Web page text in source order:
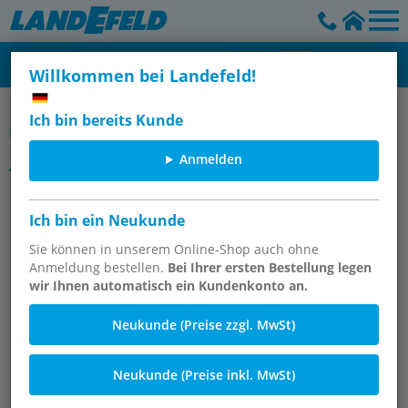
Willkommen bei Landefeld!
Ich bin bereits Kunde
Anmelden
Ich bin ein Neukunde
Sie können in unserem Online-Shop auch ohne
Anmeldung bestellen. Bei Ihrer ersten Bestellung legen
wir Ihnen automatisch ein Kundenkonto an.
Neukunde (Preise zzgl. MwSt)
Neukunde (Preise inkl. MwSt)
Präzisionsdruckregler, Präzisionsfilterregler &
Proportionaldruckregler
Artikelgruppe
Präzisionsfilterregler, 750 l/min